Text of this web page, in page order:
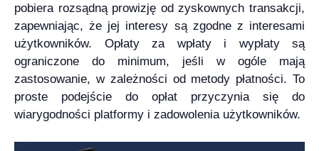
pobiera rozsądną prowizję od zyskownych transakcji,
zapewniając, że jej interesy są zgodne z interesami
użytkowników. Opłaty za wpłaty i wypłaty są
ograniczone do minimum, jeśli w ogóle mają
zastosowanie, w zależności od metody płatności. To
proste podejście do opłat przyczynia się do
wiarygodności platformy i zadowolenia użytkowników.